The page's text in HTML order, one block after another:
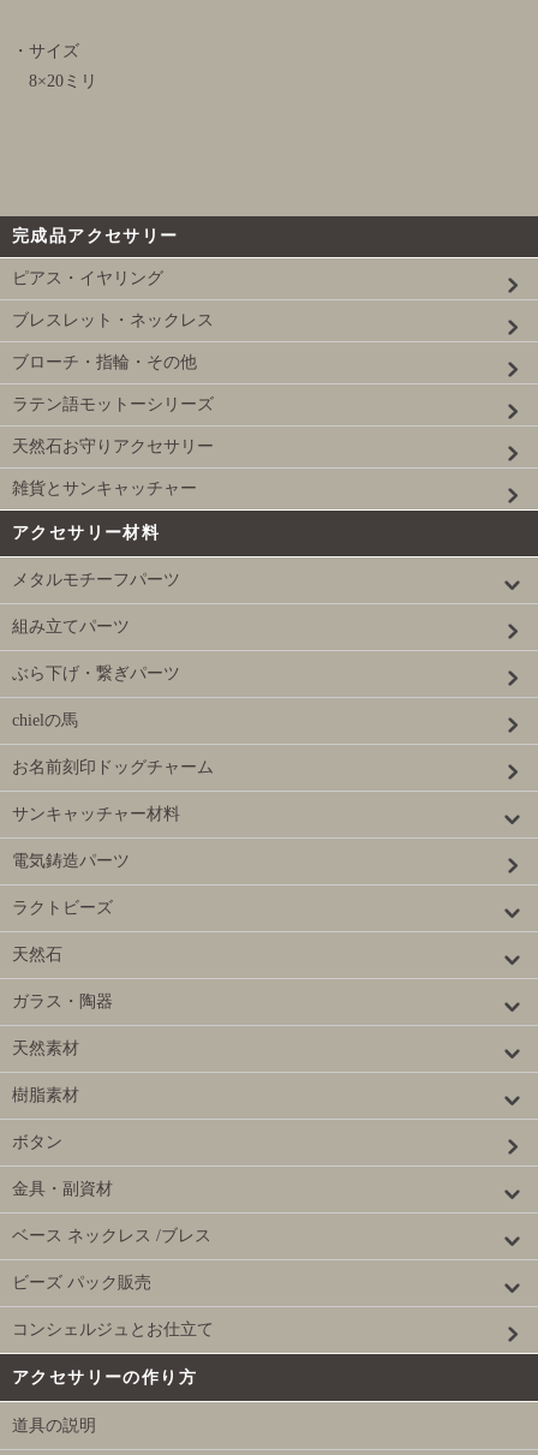
・サイズ
8×20ミリ
完成品アクセサリー
ピアス・イヤリング
ブレスレット・ネックレス
ブローチ・指輪・その他
ラテン語モットーシリーズ
天然石お守りアクセサリー
雑貨とサンキャッチャー
アクセサリー材料
メタルモチーフパーツ
組み立てパーツ
ぶら下げ・繋ぎパーツ
chielの馬
お名前刻印ドッグチャーム
サンキャッチャー材料
電気鋳造パーツ
ラクトビーズ
天然石
ガラス・陶器
天然素材
樹脂素材
ボタン
金具・副資材
ベース ネックレス /ブレス
ビーズ パック販売
コンシェルジュとお仕立て
アクセサリーの作り方
道具の説明